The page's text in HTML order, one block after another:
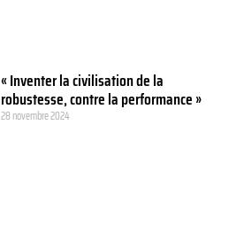
« Inventer la civilisation de la
robustesse, contre la performance »
28 novembre 2024